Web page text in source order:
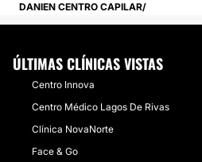
DANIEN CENTRO CAPILAR
ÚLTIMAS CLÍNICAS VISTAS
Centro Innova
Centro Médico Lagos De Rivas
Clínica NovaNorte
Face & Go